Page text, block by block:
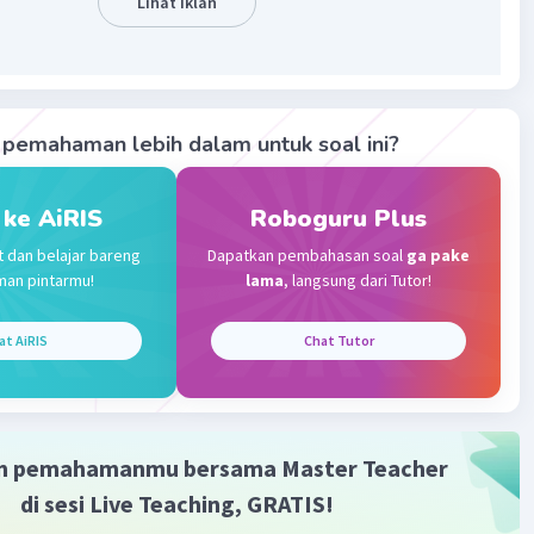
lingkaran
3,14
gambar di bawah
I adalah luas persegi dengan panjang sisi 5 cm dikurangi
4) πr²
- (1/4)(22/7). 5²
4).(22/7) .25
lebih dalam untuk soal ini?
AiRIS
dan belajar bareng
pintarmu!
AiRIS
Roboguru Plus
Dapatkan pembahasan soal ga pake
lama, langsung dari Tutor!
Chat Tutor
pemahamanmu bersama Master Teacher
di sesi Live Teaching, GRATIS!